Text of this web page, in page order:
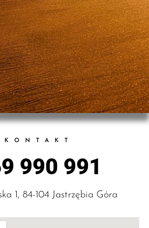
KONTAKT
990 991
1, 84-104 Jastrzębia Góra